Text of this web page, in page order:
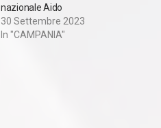
nazionale Aido
30 Settembre 2023
In "CAMPANIA"